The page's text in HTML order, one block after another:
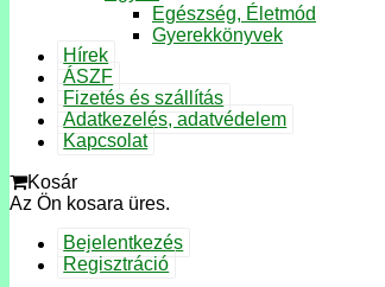
Egészség, Életmód
Gyerekkönyvek
Hírek
ÁSZF
Fizetés és szállítás
Adatkezelés, adatvédelem
Kapcsolat
Kosár
Az Ön kosara üres.
Bejelentkezés
Regisztráció